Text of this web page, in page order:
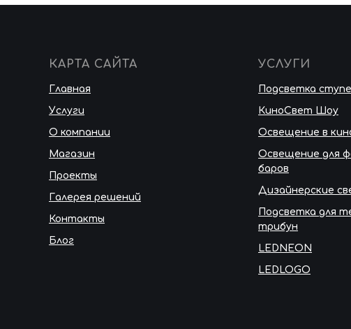
КАРТА САЙТА
Главная
Услуги
О компании
Магазин
Проекты
Галерея решений
Контакты
Блог
УСЛУГИ
Подсветка
КиноСвет Шоу
Освещение в
Освещение для
баров
Дизайнерские
Подсветка для
трибун
LEDNEON
LEDLOGO